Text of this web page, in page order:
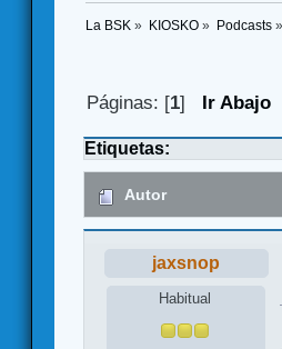
La BSK » KIOSKO» Podcasts»
Páginas: [1] Ir Abajo
Etiquetas:
Autor
jaxsnop
Habitual